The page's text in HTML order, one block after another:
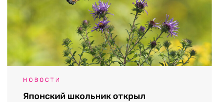
НОВОСТИ
Японский школьник открыл